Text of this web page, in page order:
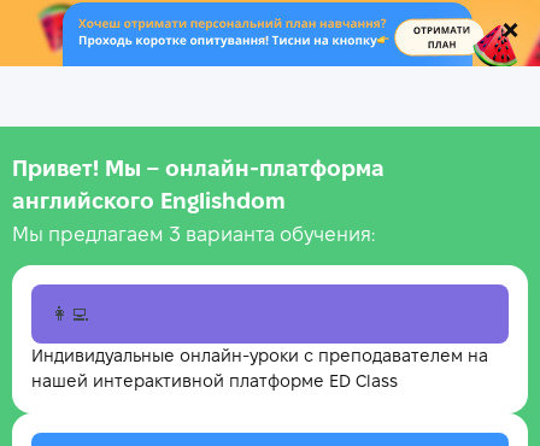
.
Привет! Мы – онлайн‑платформа
английского Englishdom
Мы предлагаем 3 варианта обучения:
👩‍💻
Индивидуальные онлайн-уроки с преподавателем на
нашей интерактивной платформе ED Class